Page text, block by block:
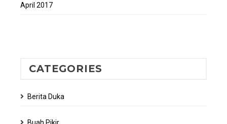
April 2017
CATEGORIES
Berita Duka